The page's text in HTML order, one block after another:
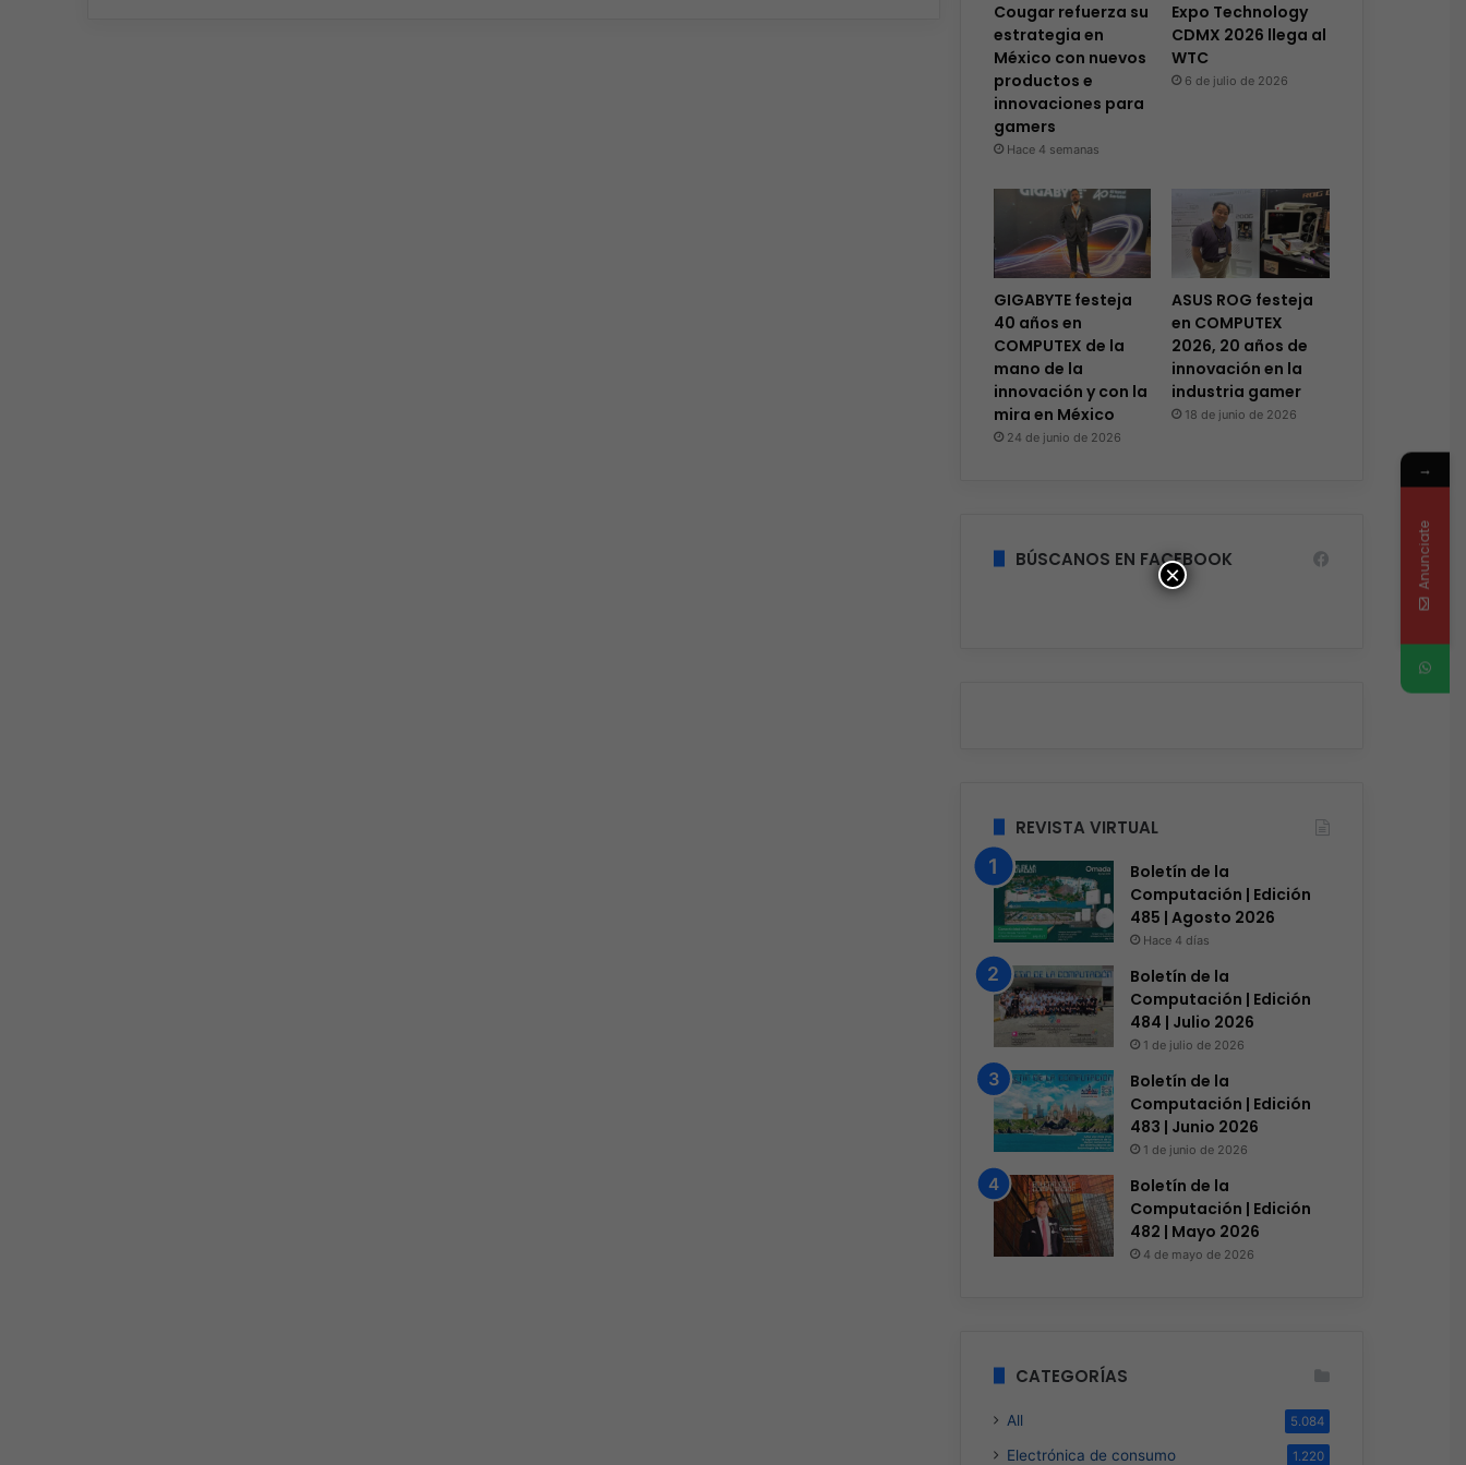
Cougar refuerza su
estrategia en
México con nuevos
productos e
innovaciones para
gamers
Hace 4 semanas
Expo Technology
CDMX 2026 llega al
WTC
6 de julio de 2026
GIGABYTE festeja
40 años en
COMPUTEX de la
mano de la
innovación y con la
mira en México
24 de junio de 2026
ASUS ROG festeja
en COMPUTEX
2026, 20 años de
innovación en la
industria gamer
18 de junio de 2026
BÚSCANOS EN FACEBOOK
REVISTA VIRTUAL
Boletín de la
Computación | Edición
485 | Agosto 2026
Hace 4 días
Boletín de la
Computación | Edición
484 | Julio 2026
1 de julio de 2026
Boletín de la
Computación | Edición
483 | Junio 2026
1 de junio de 2026
Boletín de la
Computación | Edición
482 | Mayo 2026
4 de mayo de 2026
CATEGORÍAS
All 5.084
Electrónica de consumo 1.220
×
→
Anunciate